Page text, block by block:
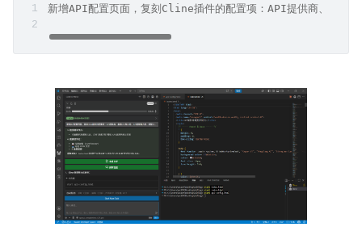
新增API配置页面，复刻Cline插件的配置项：API提供商、基础